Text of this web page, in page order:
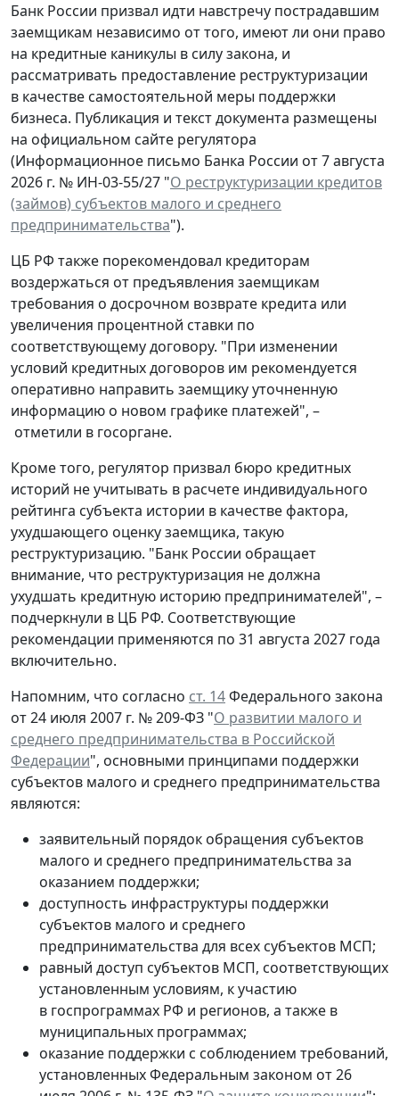
Банк России призвал идти навстречу пострадавшим
заемщикам независимо от того, имеют ли они право
на кредитные каникулы в силу закона, и
рассматривать предоставление реструктуризации
в качестве самостоятельной меры поддержки
бизнеса. Публикация и текст документа размещены
на официальном сайте регулятора
(Информационное письмо Банка России от 7 августа
2026 г. № ИН-03-55/27 "О реструктуризации кредитов
(займов) субъектов малого и среднего
предпринимательства").
ЦБ РФ также порекомендовал кредиторам
воздержаться от предъявления заемщикам
требования о досрочном возврате кредита или
увеличения процентной ставки по
соответствующему договору. "При изменении
условий кредитных договоров им рекомендуется
оперативно направить заемщику уточненную
информацию о новом графике платежей", –
отметили в госоргане.
Кроме того, регулятор призвал бюро кредитных
историй не учитывать в расчете индивидуального
рейтинга субъекта истории в качестве фактора,
ухудшающего оценку заемщика, такую
реструктуризацию. "Банк России обращает
внимание, что реструктуризация не должна
ухудшать кредитную историю предпринимателей", –
подчеркнули в ЦБ РФ. Соответствующие
рекомендации применяются по 31 августа 2027 года
включительно.
Напомним, что согласно ст. 14Федерального закона
от 24 июля 2007 г. № 209-ФЗ "О развитии малого и
среднего предпринимательства в Российской
Федерации", основными принципами поддержки
субъектов малого и среднего предпринимательства
являются:
заявительный порядок обращения субъектов
малого и среднего предпринимательства за
оказанием поддержки;
доступность инфраструктуры поддержки
субъектов малого и среднего
предпринимательства для всех субъектов МСП;
равный доступ субъектов МСП, соответствующих
установленным условиям, к участию
в госпрограммах РФ и регионов, а также в
муниципальных программах;
оказание поддержки с соблюдением требований,
установленных Федеральным законом от 26